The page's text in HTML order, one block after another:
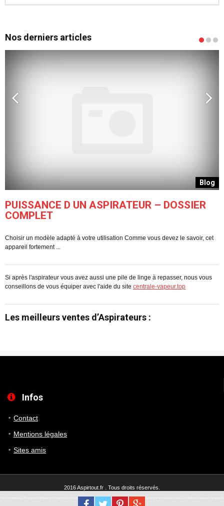
Nos derniers articles
Blog
PUISSANCE D UN ASPIRATEUR – DOSSIER
COMPLET
Choisir un modèle adapté à votre utilisation Comme vous devez le savoir, cet
appareil fortement ...
Si après l'aspirateur vous avez aussi une pile de linge à repasser, nous vous
conseillons de vous équiper avec l'aide du site centrale-vapeur.top
Les meilleurs ventes d’Aspirateurs :
Infos
Contact
Mentions légales
Sites amis
2016 Aspirtout.fr . Tous droits réservés.